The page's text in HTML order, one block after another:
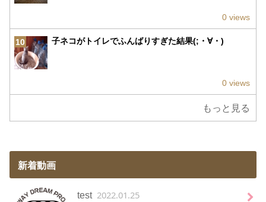
0 views
10 子ネコがトイレでふんばりすぎた結果(;・∀・)
0 views
もっと見る
新着動画
test 2022.01.25